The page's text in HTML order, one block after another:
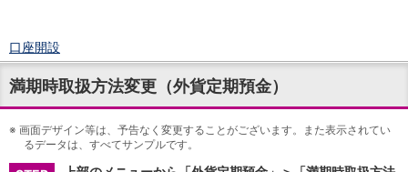
口座開設
ログイン
チャット
メニュー
商品・サービス
預金
満期時取扱方法変更（外貨定期預金）
※ 画面デザイン等は、予告なく変更することがございます。また表示されてい
るデータは、すべてサンプルです。